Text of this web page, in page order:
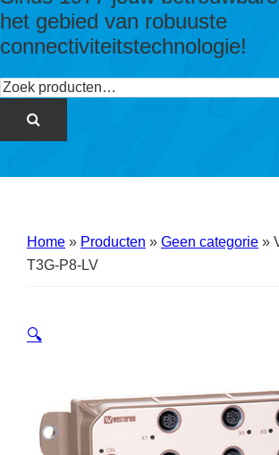
het gebied van robuuste
connectiviteitstechnologie!
Zoeken
Home » Producten » Geen categorie »
T3G-P8-LV
🔍